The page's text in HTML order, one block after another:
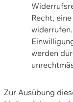
Recht,
werden
Zur Ausübung